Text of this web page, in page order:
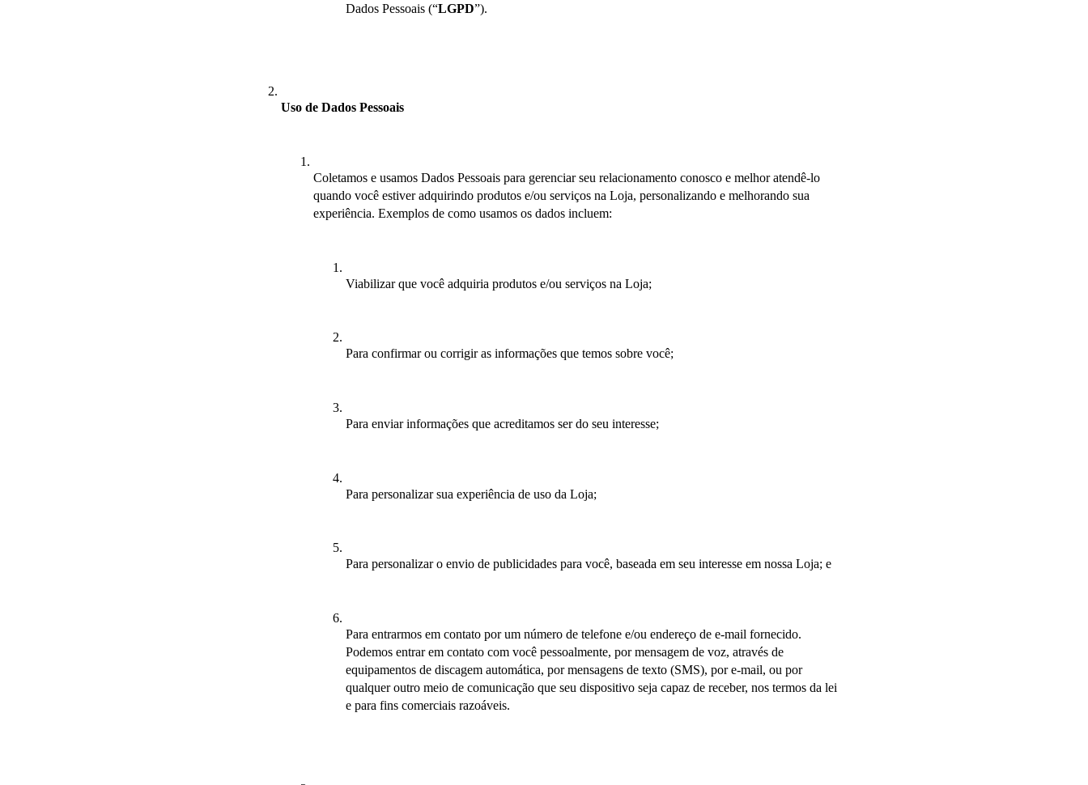
Dados Pessoais (“LGPD”).
Uso de Dados Pessoais
Coletamos e usamos Dados Pessoais para gerenciar seu relacionamento conosco e melhor atendê-lo
quando você estiver adquirindo produtos e/ou serviços na Loja, personalizando e melhorando sua
experiência. Exemplos de como usamos os dados incluem:
Viabilizar que você adquiria produtos e/ou serviços na Loja;
Para confirmar ou corrigir as informações que temos sobre você;
Para enviar informações que acreditamos ser do seu interesse;
Para personalizar sua experiência de uso da Loja;
Para personalizar o envio de publicidades para você, baseada em seu interesse em nossa Loja; e
Para entrarmos em contato por um número de telefone e/ou endereço de e-mail fornecido.
Podemos entrar em contato com você pessoalmente, por mensagem de voz, através de
equipamentos de discagem automática, por mensagens de texto (SMS), por e-mail, ou por
qualquer outro meio de comunicação que seu dispositivo seja capaz de receber, nos termos da lei
e para fins comerciais razoáveis.